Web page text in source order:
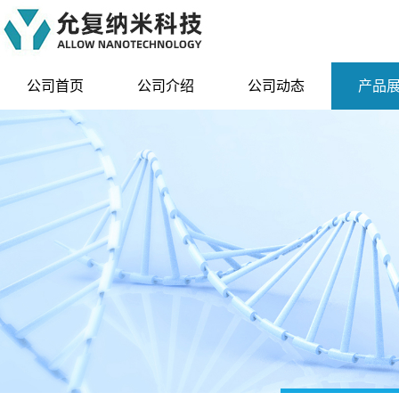
公司首页 公司介绍 公司动态 产品